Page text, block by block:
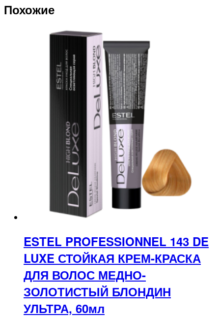
Похожие
ESTEL PROFESSIONNEL 143 DE
LUXE СТОЙКАЯ КРЕМ-КРАСКА
ДЛЯ ВОЛОС МЕДНО-
ЗОЛОТИСТЫЙ БЛОНДИН
УЛЬТРА, 60мл